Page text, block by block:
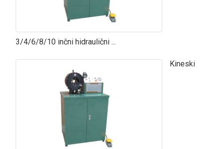
3/4/6/8/10 inčni hidraulični ...
Kineski